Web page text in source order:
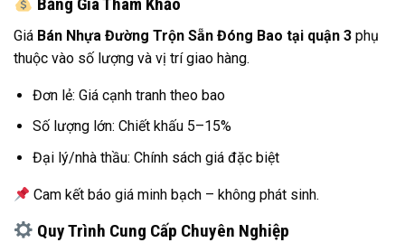
Bảng Giá Tham Khảo
Giá Bán Nhựa Đường Trộn Sẵn Đóng Bao tại quận 3 phụ
thuộc vào số lượng và vị trí giao hàng.
Đơn lẻ: Giá cạnh tranh theo bao
Số lượng lớn: Chiết khấu 5–15%
Đại lý/nhà thầu: Chính sách giá đặc biệt
Cam kết báo giá minh bạch – không phát sinh.
Quy Trình Cung Cấp Chuyên Nghiệp